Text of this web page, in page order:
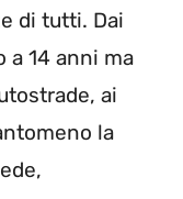
di tutti. Dai
a 14 anni ma
ai
la